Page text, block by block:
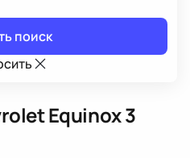
поиск
Equinox 3